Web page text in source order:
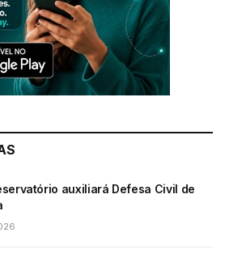
auxiliará Defesa Civil de